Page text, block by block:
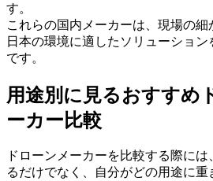
す。
これらの国内メーカーは、現場の細
日本の環境に適したソリューショ
です。
用途別に見るおすすめ
ーカー比較
ドローンメーカーを比較する際に
るだけでなく、自分がどの用途に